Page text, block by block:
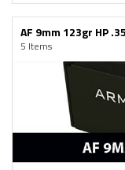
AF 9mm 123gr HP
5 Items